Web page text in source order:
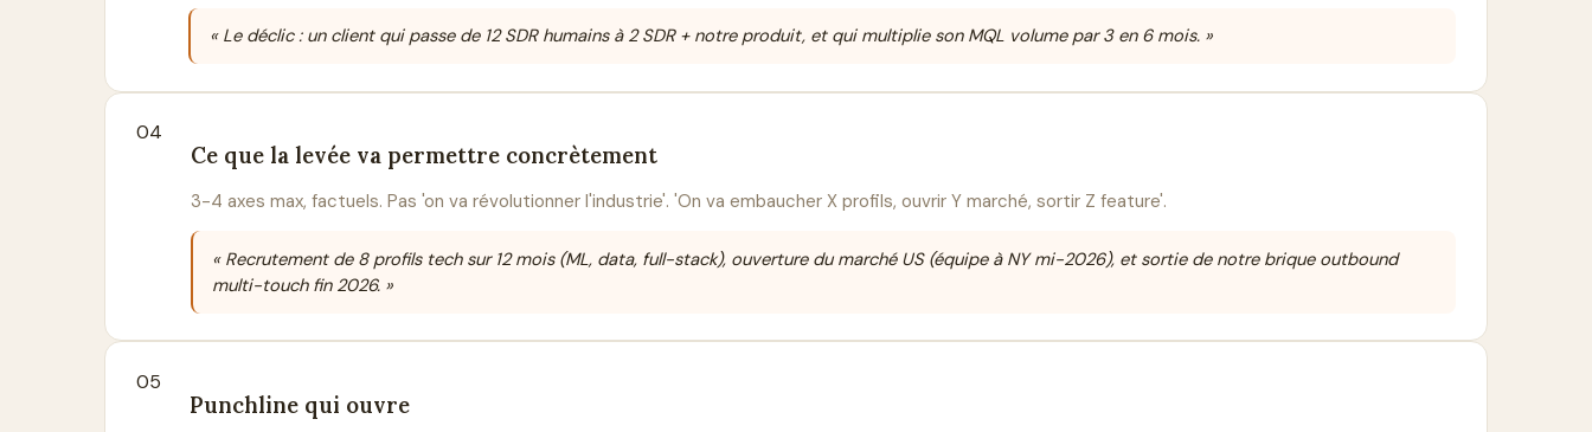
« Le déclic : un client qui passe de 12 SDR humains à 2 SDR + notre produit, et qui multiplie son MQL volume par 3 en 6 mois. »
04
Ce que la levée va permettre concrètement
3-4 axes max, factuels. Pas 'on va révolutionner l'industrie'. 'On va embaucher X profils, ouvrir Y marché, sortir Z feature'.
« Recrutement de 8 profils tech sur 12 mois (ML, data, full-stack), ouverture du marché US (équipe à NY mi-2026), et sortie de notre brique outbound
multi-touch fin 2026. »
05
Punchline qui ouvre